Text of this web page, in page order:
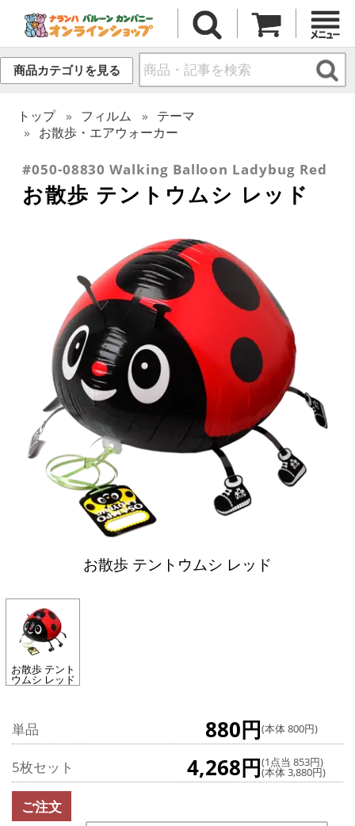
商品カテゴリを見る
トップ フィルム
テーマ
お散歩・エアウォーカー
#050-08830 Walking Balloon Ladybug Red
お散歩 テントウムシ レッド
お散歩 テントウムシ レッド
お散歩 テント
ウムシ レッド
単品 880円(本体 800円)
5枚セット 4,268円(1点当 853円)
(本体 3,880円)
ご注文